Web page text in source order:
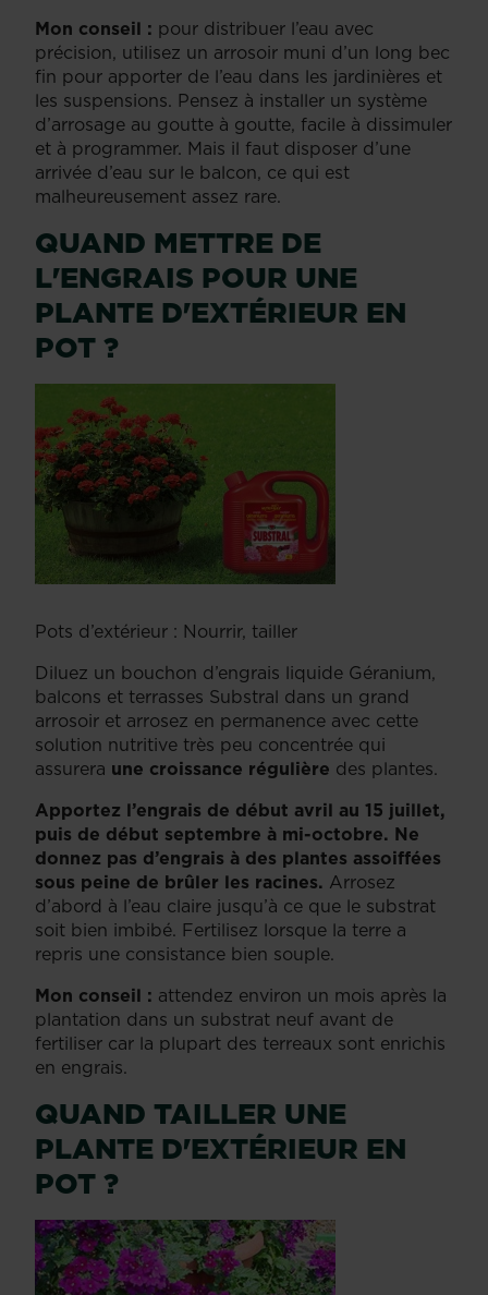
Mon conseil : pour distribuer l’eau avec
précision, utilisez un arrosoir muni d’un long bec
fin pour apporter de l’eau dans les jardinières et
les suspensions. Pensez à installer un système
d’arrosage au goutte à goutte, facile à dissimuler
et à programmer. Mais il faut disposer d’une
arrivée d’eau sur le balcon, ce qui est
malheureusement assez rare.
QUAND METTRE DE
L'ENGRAIS POUR UNE
PLANTE D'EXTÉRIEUR EN
POT ?
Pots d’extérieur : Nourrir, tailler
Diluez un bouchon d’engrais liquide Géranium,
balcons et terrasses Substral dans un grand
arrosoir et arrosez en permanence avec cette
solution nutritive très peu concentrée qui
assurera une croissance régulière des plantes.
Apportez l’engrais de début avril au 15 juillet,
puis de début septembre à mi-octobre. Ne
donnez pas d’engrais à des plantes assoiffées
sous peine de brûler les racines. Arrosez
d’abord à l’eau claire jusqu’à ce que le substrat
soit bien imbibé. Fertilisez lorsque la terre a
repris une consistance bien souple.
Mon conseil : attendez environ un mois après la
plantation dans un substrat neuf avant de
fertiliser car la plupart des terreaux sont enrichis
en engrais.
QUAND TAILLER UNE
PLANTE D'EXTÉRIEUR EN
POT ?